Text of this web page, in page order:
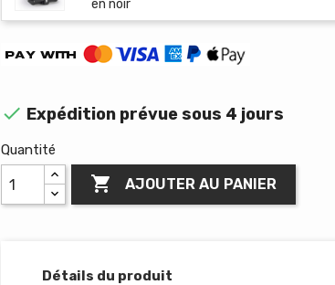
en noir
 Expédition prévue sous 4 jours
Quantité
 AJOUTER AU PANIER
Détails du produit